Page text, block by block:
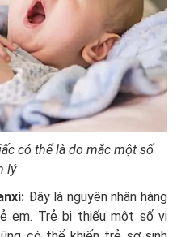
có thể là do mắc một số
lý
Đây là nguyên nhân hàng
em. Trẻ bị thiếu một số vi